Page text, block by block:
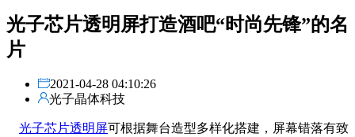
光子芯片透明屏打造酒吧“时尚先锋”的名
片
2021-04-28 04:10:26
光子晶体科技
光子芯片透明屏可根据舞台造型多样化搭建，屏幕错落有致